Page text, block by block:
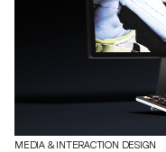
MEDIA & INTERACTION DESIGN